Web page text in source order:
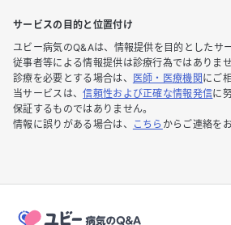
サービスの目的と位置付け
ユビー病気のQ&Aは、情報提供を目的としたサ
従事者等による情報提供は診療行為ではありませ
診療を必要とする場合は、
医師・医療機関 にご
当サービスは、信頼性および正確な情報発信に
保証するものではありません。
情報に誤りがある場合は、
こちら からご連絡を